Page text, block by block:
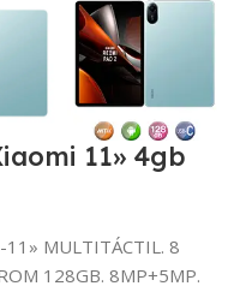
11» 4gb
11» MULTITÁCTIL. 8
128GB. 8MP+5MP.